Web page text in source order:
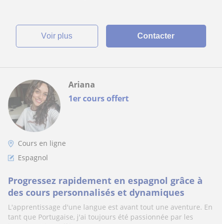
voir plus Contacter
1er cours offert
Ariana
Cours en ligne
Espagnol
Progressez rapidement en espagnol grâce à
des cours personnalisés et dynamiques
L'apprentissage d'une langue est avant tout une aventure. En
tant que Portugaise, j'ai toujours été passionnée par les